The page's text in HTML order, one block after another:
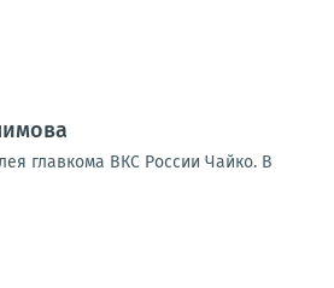
главкома ВКС России Чайко. В